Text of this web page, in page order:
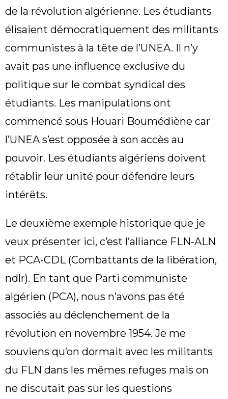
de la révolution algérienne. Les étudiants
élisaient démocratiquement des militants
communistes à la tête de l’UNEA. Il n’y
avait pas une influence exclusive du
politique sur le combat syndical des
étudiants. Les manipulations ont
commencé sous Houari Boumédiène car
l’UNEA s’est opposée à son accès au
pouvoir. Les étudiants algériens doivent
rétablir leur unité pour défendre leurs
intérêts.
Le deuxième exemple historique que je
veux présenter ici, c’est l’alliance FLN-ALN
et PCA-CDL (Combattants de la libération,
ndlr). En tant que Parti communiste
algérien (PCA), nous n’avons pas été
associés au déclenchement de la
révolution en novembre 1954. Je me
souviens qu’on dormait avec les militants
du FLN dans les mêmes refuges mais on
ne discutait pas sur les questions